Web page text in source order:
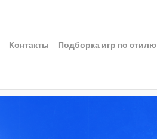
Контакты Подборка игр по стилю